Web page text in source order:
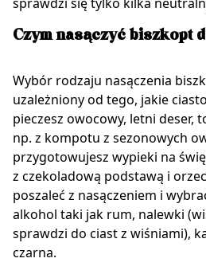
sprawdzi się tylko kilka
Czym nasączyć biszkopt
Wybór rodzaju nasączenia
uzależniony od tego, jakie
pieczesz owocowy, letni deser,
np. z kompotu z sezonowych
przygotowujesz wypieki na
z czekoladową podstawą i
poszaleć z nasączeniem i
alkohol taki jak rum, nalewki
sprawdzi do ciast z wiśniami),
czarna.